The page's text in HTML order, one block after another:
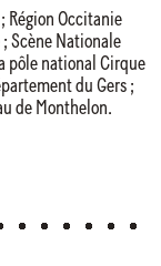
Région Occitanie
Scène Nationale
pôle national Cirque
du Gers ;
de Monthelon.